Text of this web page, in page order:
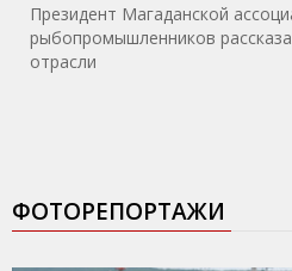
Президент Магаданской
рыбопромышленников
отрасли
ФОТОРЕПОРТАЖИ